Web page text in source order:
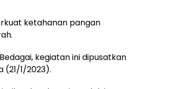
ketahanan pangan
kegiatan ini dipusatkan
(21/1/2023).